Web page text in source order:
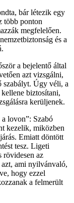
bár létezik egy
több ponton
megfelelően.
és a
a bejelentő által
azt vizsgálni,
szabályt. Úgy véli, a
biztosítani,
kerüljenek.
lovon”: Szabó
kezelik, miközben
Emiatt döntött
tesz. Ligeti
rövidesen az
ami nyilvánvaló,
hogy ezzel
a felmerült